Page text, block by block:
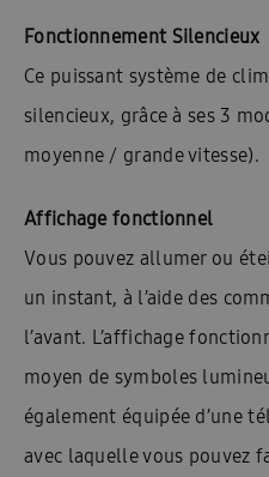
Fonctionnement Silencieux
Ce puissant système de
silencieux, grâce à ses 3
moyenne / grande vitesse).
Affichage fonctionnel
Vous pouvez allumer ou
un instant, à l’aide des
l’avant. L’affichage
moyen de symboles
également équipée d’une
avec laquelle vous pouvez